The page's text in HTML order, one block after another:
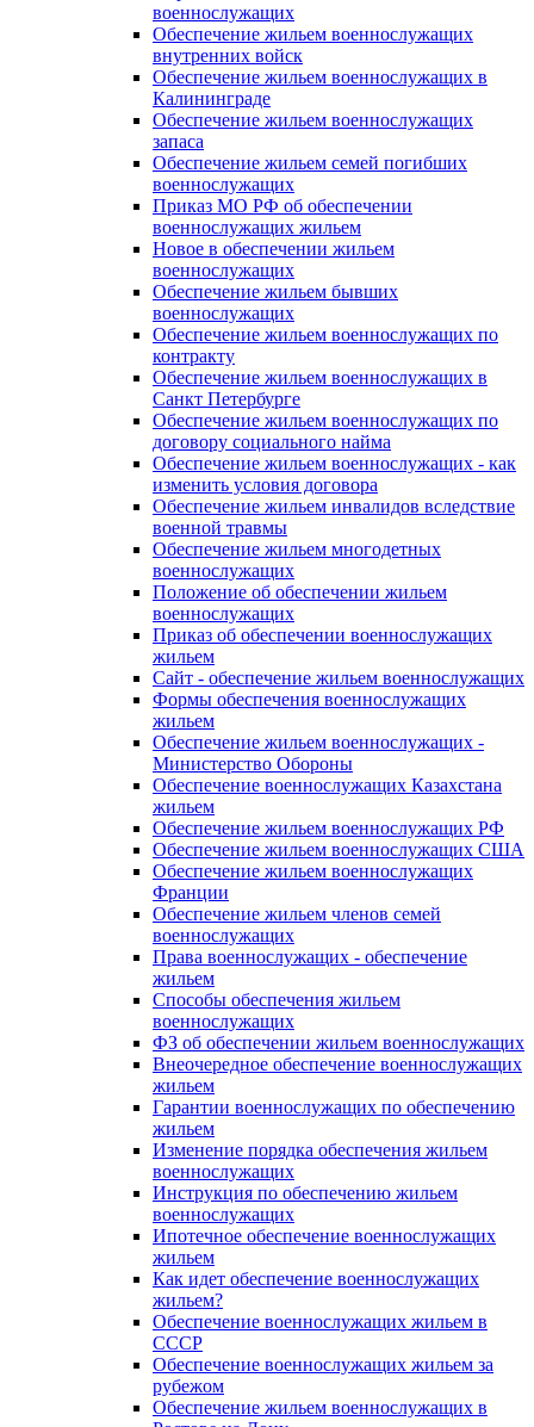
военнослужащих
Обеспечение жильем военнослужащих
внутренних войск
Обеспечение жильем военнослужащих в
Калининграде
Обеспечение жильем военнослужащих
запаса
Обеспечение жильем семей погибших
военнослужащих
Приказ МО РФ об обеспечении
военнослужащих жильем
Новое в обеспечении жильем
военнослужащих
Обеспечение жильем бывших
военнослужащих
Обеспечение жильем военнослужащих по
контракту
Обеспечение жильем военнослужащих в
Санкт Петербурге
Обеспечение жильем военнослужащих по
договору социального найма
Обеспечение жильем военнослужащих - как
изменить условия договора
Обеспечение жильем инвалидов вследствие
военной травмы
Обеспечение жильем многодетных
военнослужащих
Положение об обеспечении жильем
военнослужащих
Приказ об обеспечении военнослужащих
жильем
Сайт - обеспечение жильем военнослужащих
Формы обеспечения военнослужащих
жильем
Обеспечение жильем военнослужащих -
Министерство Обороны
Обеспечение военнослужащих Казахстана
жильем
Обеспечение жильем военнослужащих РФ
Обеспечение жильем военнослужащих США
Обеспечение жильем военнослужащих
Франции
Обеспечение жильем членов семей
военнослужащих
Права военнослужащих - обеспечение
жильем
Способы обеспечения жильем
военнослужащих
ФЗ об обеспечении жильем военнослужащих
Внеочередное обеспечение военнослужащих
жильем
Гарантии военнослужащих по обеспечению
жильем
Изменение порядка обеспечения жильем
военнослужащих
Инструкция по обеспечению жильем
военнослужащих
Ипотечное обеспечение военнослужащих
жильем
Как идет обеспечение военнослужащих
жильем?
Обеспечение военнослужащих жильем в
СССР
Обеспечение военнослужащих жильем за
рубежом
Обеспечение жильем военнослужащих в